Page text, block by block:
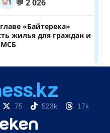
75 523k 17k